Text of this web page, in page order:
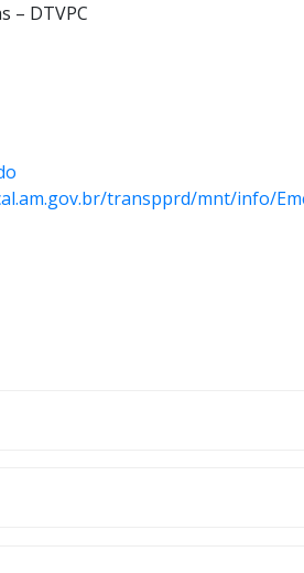
– DTVPC
transpprd/mnt/info/